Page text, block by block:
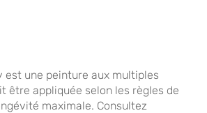
est une peinture aux multiples
être appliquée selon les règles de
maximale. Consultez